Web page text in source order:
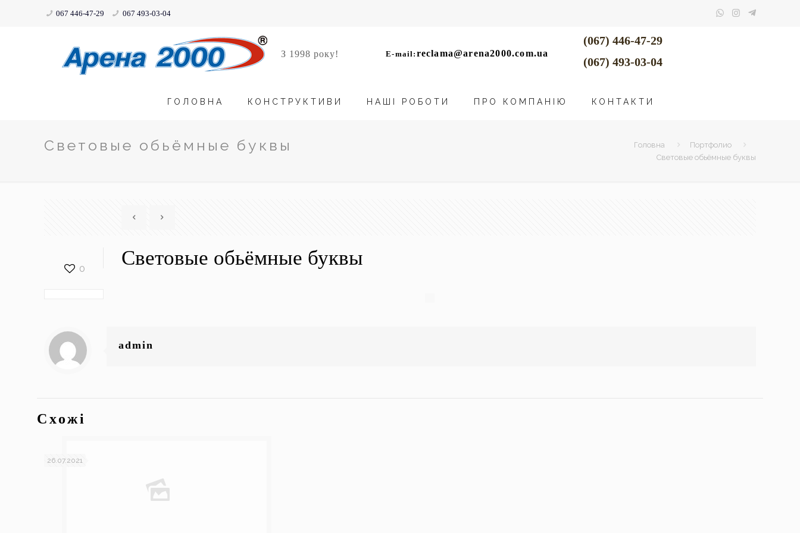
067 446-47-29 067 493-03-04
З 1998 року! E-mail: reclama@arena2000.com.ua
(067) 446-47-29
(067) 493-03-04
ГОЛОВНА КОНСТРУКТИВИ НАШІ РОБОТИ ПРО КОМПАНІЮ КОНТАКТИ
Световые обьёмные буквы Головна
Портфолио
Световые обьёмные буквы
0 Световые обьёмные буквы
admin
Схожі
26.07.2021